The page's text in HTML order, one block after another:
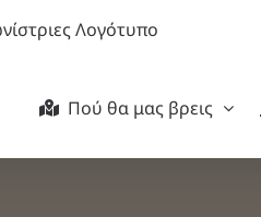
Πού θα μας βρεις